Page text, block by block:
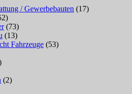
/ Gewerbebauten (17)
(73)
(13)
Fahrzeuge (53)
(2)